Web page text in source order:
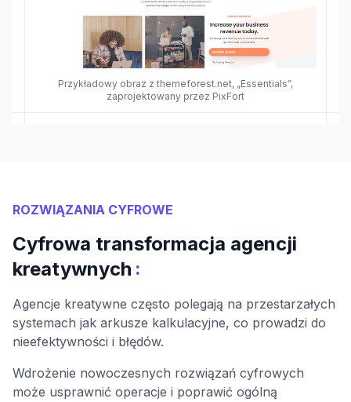
Przykładowy obraz z themeforest.net, „Essentials”,
zaprojektowany przez PixFort
ROZWIĄZANIA CYFROWE
Cyfrowa transformacja agencji
kreatywnych :
Agencje kreatywne często polegają na przestarzałych
systemach jak arkusze kalkulacyjne, co prowadzi do
nieefektywności i błędów.
Wdrożenie nowoczesnych rozwiązań cyfrowych
może usprawnić operacje i poprawić ogólną